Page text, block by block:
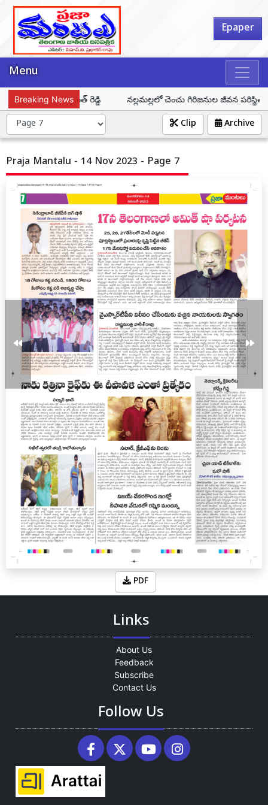
Epaper
Menu
Breaking News
సీఎం రేవంత్ రెడ్డి నల్లమల్లలో చెంచు గిరిజనుల జీవన
Archive
Clip
Praja Mantalu - 14 Nov 2023 - Page 7
PDF
Links
About Us
Feedback
Subscribe
Contact Us
Follow Us